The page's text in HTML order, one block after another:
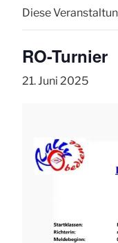
Diese
RO-Turnier
21. Juni 2025